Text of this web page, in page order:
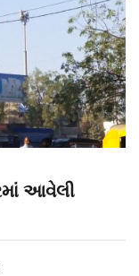
આવેલી